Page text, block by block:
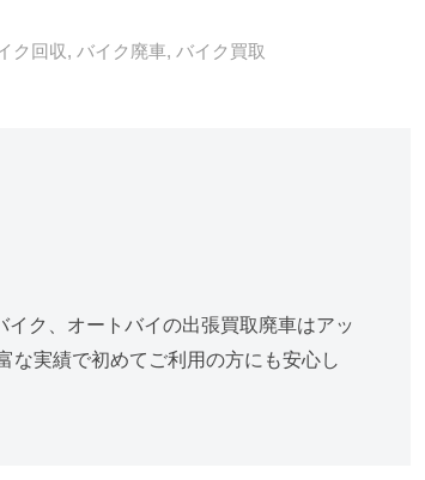
ク回収, バイク廃車, バイク買取
ク、オートバイの出張買取廃車はアッ
な実績で初めてご利用の方にも安心し